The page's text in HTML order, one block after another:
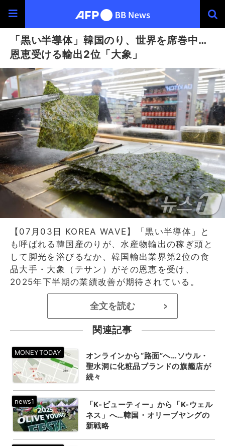
「黒い半導体」韓国のり、世界を席巻中…
恩恵受ける輸出2位「大象」
【07月03日 KOREA WAVE】「黒い半導体」と
も呼ばれる韓国産のりが、水産物輸出の稼ぎ頭と
して脚光を浴びるなか、韓国輸出業界第2位の食
品大手・大象（テサン）がその恩恵を受け、
2025年下半期の業績改善が期待されている。
全文を読む >
関連記事
オンラインから“路面”へ…ソウル・
聖水洞に化粧品ブランドの旗艦店が
続々
「K-ビューティー」から「K-ウェル
ネス」へ…韓国・オリーブヤングの
新戦略